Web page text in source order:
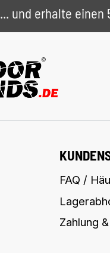
... und erhalte einen
FAQ /
Zahlung